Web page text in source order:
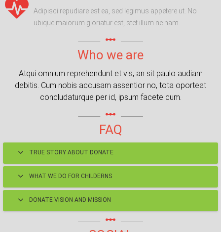
Adipisci repudiare est ea, sed legimus appetere ut. No
ubique maiorum gloriatur est, stet illum ne nam.
linear_scale
Who we are
Atqui omnium reprehendunt et vis, an sit paulo audiam
debitis. Cum nobis accusam assentior no, tota oporteat
concludaturque per id, ipsum facete cum.
linear_scale
FAQ
TRUE STORY ABOUT DONATE
WHAT WE DO FOR CHILDERNS
DONATE VISION AND MISSION
linear_scale